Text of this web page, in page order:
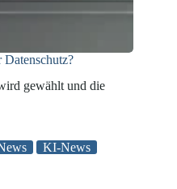
Datenschutz?
gewählt und die
KI-News